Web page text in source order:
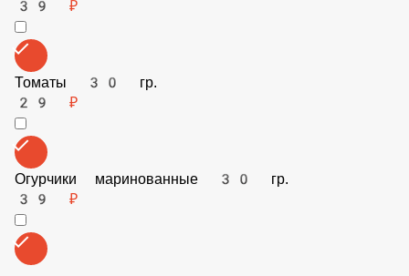
30 ₽
Курица 70 гр.
39 ₽